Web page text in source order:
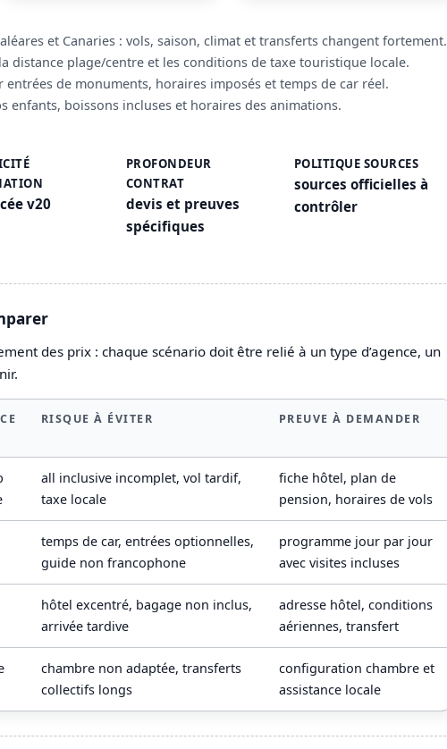
et Canaries : vols, saison, climat et transferts changent fortement.
distance plage/centre et les conditions de taxe touristique locale.
de monuments, horaires imposés et temps de car réel.
enfants, boissons incluses et horaires des animations.
v20
PROFONDEUR
CONTRAT
devis et preuves
spécifiques
POLITIQUE SOURCES
sources officielles à
contrôler
des prix : chaque scénario doit être relié à un type d’agence, un
RISQUE À ÉVITER PREUVE À DEMANDER
all inclusive incomplet, vol tardif,
taxe locale
fiche hôtel, plan de
pension, horaires de vols
temps de car, entrées optionnelles,
guide non francophone
programme jour par jour
avec visites incluses
hôtel excentré, bagage non inclus,
arrivée tardive
adresse hôtel, conditions
aériennes, transfert
chambre non adaptée, transferts
collectifs longs
configuration chambre et
assistance locale